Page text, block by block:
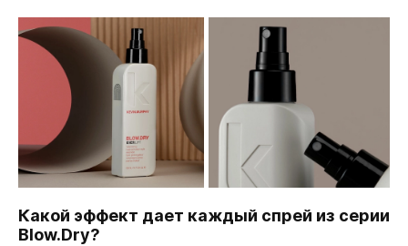
Какой эффект дает каждый спрей из серии
Blow.Dry?